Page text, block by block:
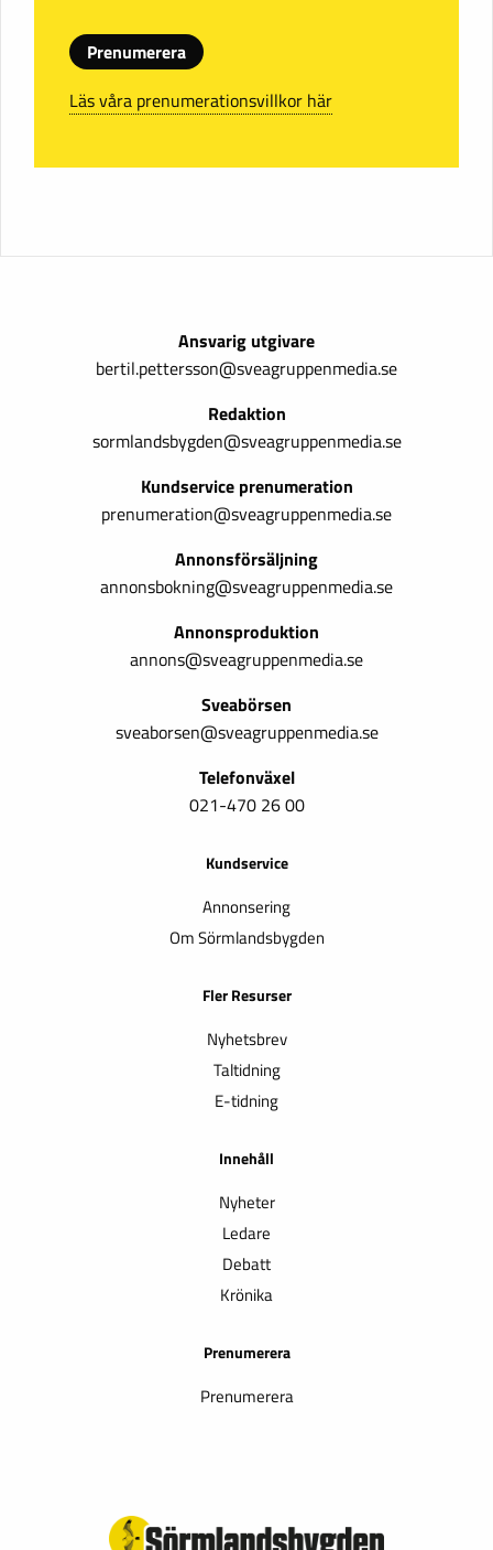
Prenumerera
Läs våra prenumerationsvillkor här
Ansvarig utgivare
bertil.pettersson@sveagruppenmedia.se
Redaktion
sormlandsbygden@sveagruppenmedia.se
Kundservice prenumeration
prenumeration@sveagruppenmedia.se
Annonsförsäljning
annonsbokning@sveagruppenmedia.se
Annonsproduktion
annons@sveagruppenmedia.se
Sveabörsen
sveaborsen@sveagruppenmedia.se
Telefonväxel
021-470 26 00
Kundservice
Annonsering
Om Sörmlandsbygden
Fler Resurser
Nyhetsbrev
Taltidning
E-tidning
Innehåll
Nyheter
Ledare
Debatt
Krönika
Prenumerera
Prenumerera